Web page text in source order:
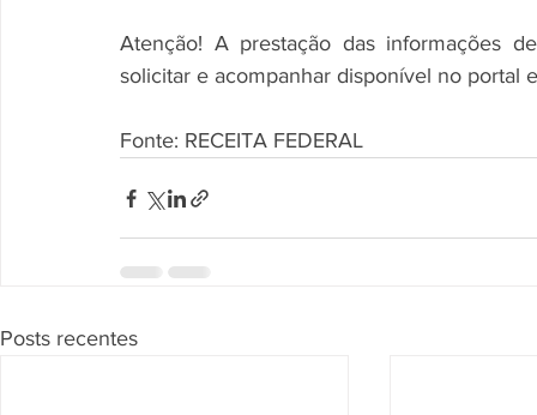
Atenção! A prestação das informações
Fonte: RECEITA FEDERAL
Posts recentes